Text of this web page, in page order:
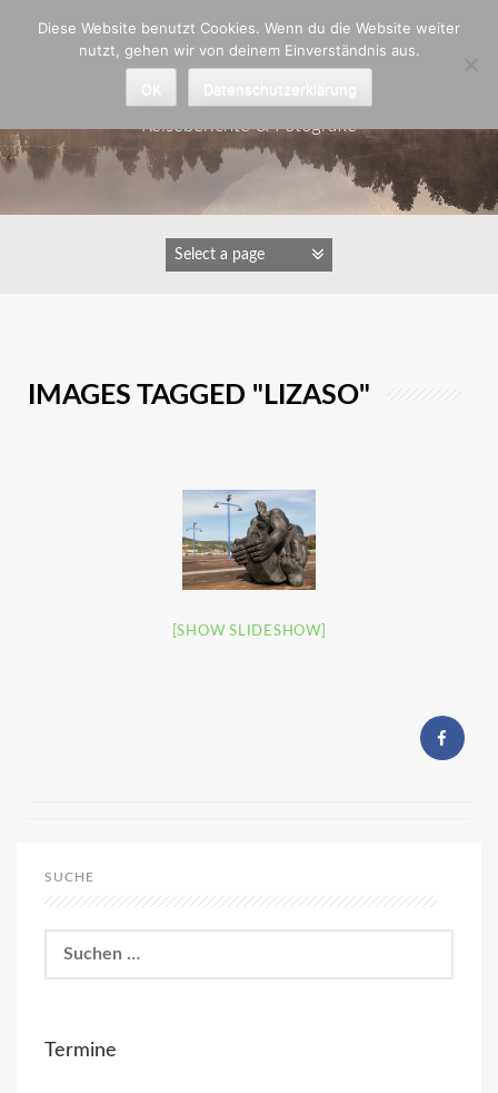
Astrid Padberg
Reiseberichte & Fotografie
IMAGES TAGGED "LIZASO"
[SHOW SLIDESHOW]
SUCHE
nach:
Termine
Diese Website benutzt Cookies. Wenn du die Website weiter
nutzt, gehen wir von deinem Einverständnis aus.